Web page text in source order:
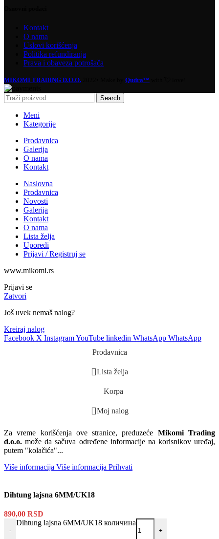
Kontakt
O nama
Uslovi korišćenja
Politika refundiranja
Prava i obaveza potrošača
MIKOMI TRADING D.O.O. Qudra™
Search
Meni
Kategorije
Prodavnica
Galerija
O nama
Kontakt
Naslovna
Prodavnica
Novosti
Galerija
Kontakt
O nama
Lista želja
Uporedi
Prijavi / Registruj se
www.mikomi.rs
Prijavi se
Zatvori
Još uvek nemaš nalog?
Kreiraj nalog
Facebook X InstagramYouTube linkedin WhatsApp WhatsApp
Prodavnica
Lista želja
Korpa
Moj nalog
Za vreme korišćenja ove stranice, preduzeće Mikomi Trading
d.o.o. može da sačuva određene informacije na korisnikov uređaj,
putem "kolačića"...
Više informacija Više informacija Prihvati
Dihtung lajsna 6MM/UK18
890,00 RSD
-
Dihtung lajsna 6MM/UK18 количина
+